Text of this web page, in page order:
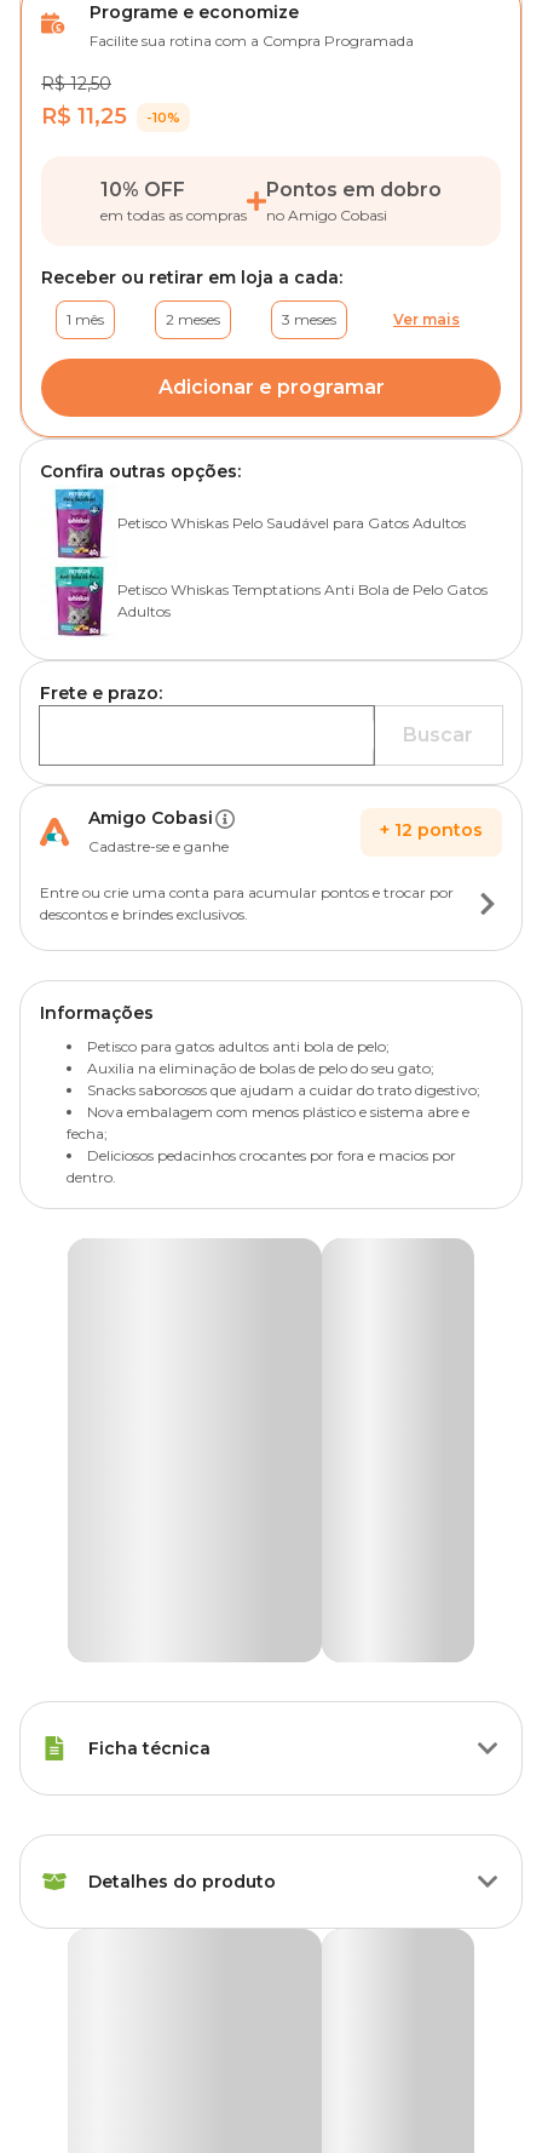
Programe e economize
Facilite sua rotina com a Compra Programada
R$ 12,50
R$ 11,25 -10%
10% OFF
em todas as compras
Pontos em dobro
no Amigo Cobasi
Receber ou retirar em loja a cada:
1 mês 2 meses 3 meses Ver mais
Adicionar e programar
Confira outras opções:
Petisco Whiskas Pelo Saudável para Gatos Adultos
Petisco Whiskas Temptations Anti Bola de Pelo Gatos
Adultos
Frete e prazo:
Buscar
Amigo Cobasi
Cadastre-se e ganhe
+ 12 pontos
Entre ou crie uma conta para acumular pontos e trocar por
descontos e brindes exclusivos.
Informações
Petisco para gatos adultos anti bola de pelo;
Auxilia na eliminação de bolas de pelo do seu gato;
Snacks saborosos que ajudam a cuidar do trato digestivo;
Nova embalagem com menos plástico e sistema abre e
fecha;
Deliciosos pedacinhos crocantes por fora e macios por
dentro.
Ficha técnica
Sabor do
Detalhes do produto